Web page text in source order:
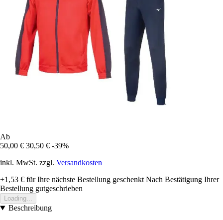
Ab
50,00 € 30,50 € -39%
inkl. MwSt. zzgl. Versandkosten
+1,53 € für Ihre nächste Bestellung geschenkt Nach Bestätigung Ihrer
Bestellung gutgeschrieben
Loading...
Beschreibung